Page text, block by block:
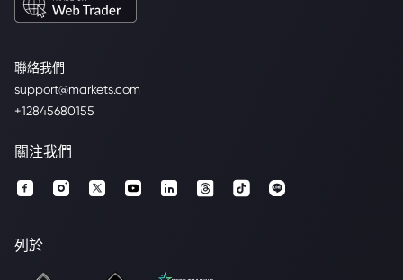
聯絡我們
support@markets.com
+12845680155
關注我們
列於